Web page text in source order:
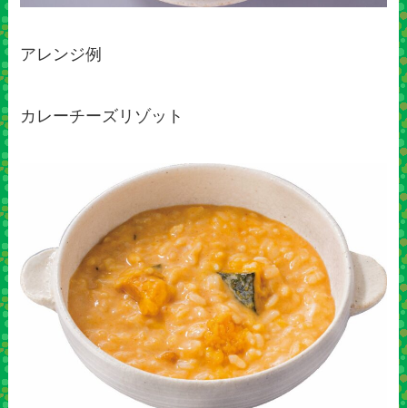
アレンジ例
カレーチーズリゾット